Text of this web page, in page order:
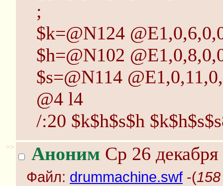
;
$k=@N124
$h=@N102
$s=@N114
@4 l4
/:20 $k$h$s$h
>> Аноним Ср 26
Файл: drummachine.swf -(